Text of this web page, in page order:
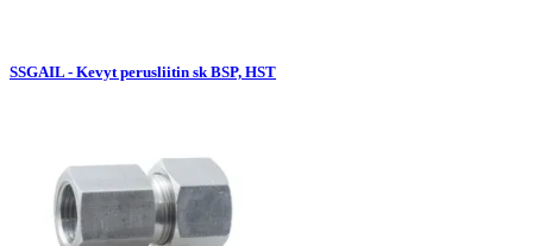
SSGAIL - Kevyt perusliitin sk BSP, HST